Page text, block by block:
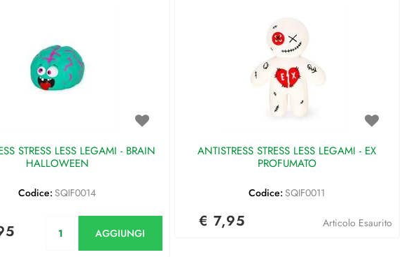
STRESS LESS LEGAMI - BRAIN
HALLOWEEN
Codice: SQIF0014
AGGIUNGI
ANTISTRESS STRESS LESS LEGAMI - EX
PROFUMATO
Codice: SQIF0011
€ 7,95 Articolo Esaurito